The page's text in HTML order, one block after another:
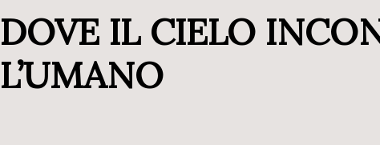
DOVE IL CIELO
L’UMANO